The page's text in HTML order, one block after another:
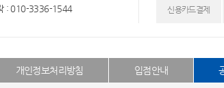
: 010-3336-1544
신용카드결제
개인정보처리방침 입점안내